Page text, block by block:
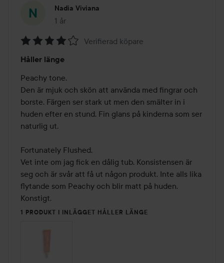
Nadia Viviana
1 år
Inlägget skapades 1 år
4
av
5
Verifierad köpare
Håller länge
Peachy tone.
Den är mjuk och skön att använda med fingrar och
borste. Färgen ser stark ut men den smälter in i
huden efter en stund. Fin glans på kinderna som ser
naturlig ut.
Fortunately Flushed.
Vet inte om jag fick en dålig tub. Konsistensen är
seg och är svår att få ut någon produkt. Inte alls lika
flytande som Peachy och blir matt på huden.
Konstigt.
1 PRODUKT I INLÄGGET HÅLLER LÄNGE